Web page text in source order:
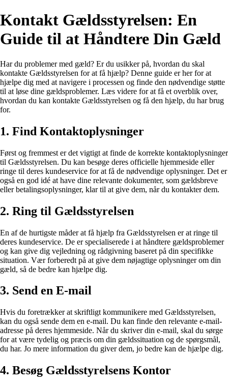
Kontakt Gældsstyrelsen: En
Guide til at Håndtere Din Gæld
Har du problemer med gæld? Er du usikker på, hvordan du skal
kontakte Gældsstyrelsen for at få hjælp? Denne guide er her for at
hjælpe dig med at navigere i processen og finde den nødvendige støtte
til at løse dine gældsproblemer. Læs videre for at få et overblik over,
hvordan du kan kontakte Gældsstyrelsen og få den hjælp, du har brug
for.
1. Find Kontaktoplysninger
Først og fremmest er det vigtigt at finde de korrekte kontaktoplysninger
til Gældsstyrelsen. Du kan besøge deres officielle hjemmeside eller
ringe til deres kundeservice for at få de nødvendige oplysninger. Det er
også en god idé at have dine relevante dokumenter, som gældsbreve
eller betalingsoplysninger, klar til at give dem, når du kontakter dem.
2. Ring til Gældsstyrelsen
En af de hurtigste måder at få hjælp fra Gældsstyrelsen er at ringe til
deres kundeservice. De er specialiserede i at håndtere gældsproblemer
og kan give dig vejledning og rådgivning baseret på din specifikke
situation. Vær forberedt på at give dem nøjagtige oplysninger om din
gæld, så de bedre kan hjælpe dig.
3. Send en E-mail
Hvis du foretrækker at skriftligt kommunikere med Gældsstyrelsen,
kan du også sende dem en e-mail. Du kan finde den relevante e-mail-
adresse på deres hjemmeside. Når du skriver din e-mail, skal du sørge
for at være tydelig og præcis om din gældssituation og de spørgsmål,
du har. Jo mere information du giver dem, jo bedre kan de hjælpe dig.
4. Besøg Gældsstyrelsens Kontor